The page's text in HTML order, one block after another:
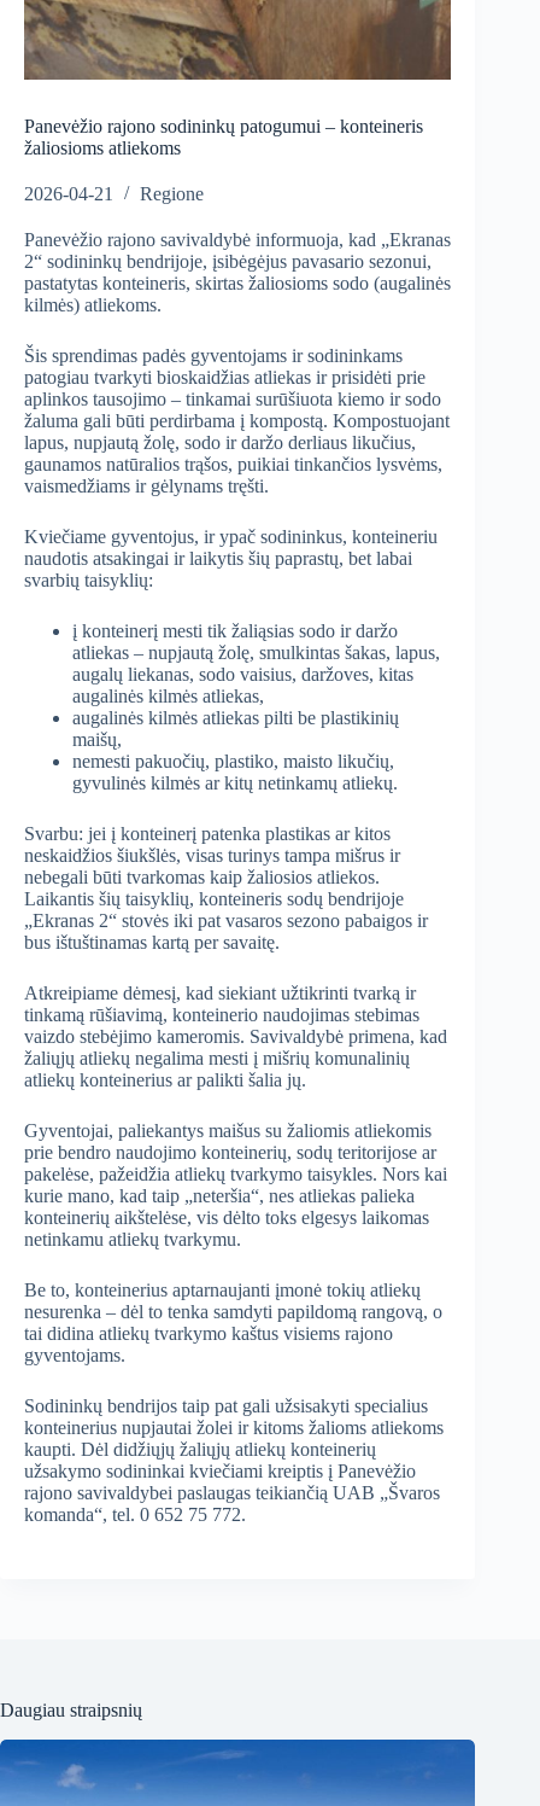
Panevėžio rajono sodininkų patogumui – konteineris
žaliosioms atliekoms
2026-04-21 Regione
Panevėžio rajono savivaldybė informuoja, kad „Ekranas
2“ sodininkų bendrijoje, įsibėgėjus pavasario sezonui,
pastatytas konteineris, skirtas žaliosioms sodo (augalinės
kilmės) atliekoms.
Šis sprendimas padės gyventojams ir sodininkams
patogiau tvarkyti bioskaidžias atliekas ir prisidėti prie
aplinkos tausojimo – tinkamai surūšiuota kiemo ir sodo
žaluma gali būti perdirbama į kompostą. Kompostuojant
lapus, nupjautą žolę, sodo ir daržo derliaus likučius,
gaunamos natūralios trąšos, puikiai tinkančios lysvėms,
vaismedžiams ir gėlynams tręšti.
Kviečiame gyventojus, ir ypač sodininkus, konteineriu
naudotis atsakingai ir laikytis šių paprastų, bet labai
svarbių taisyklių:
į konteinerį mesti tik žaliąsias sodo ir daržo
atliekas – nupjautą žolę, smulkintas šakas, lapus,
augalų liekanas, sodo vaisius, daržoves, kitas
augalinės kilmės atliekas,
augalinės kilmės atliekas pilti be plastikinių
maišų,
nemesti pakuočių, plastiko, maisto likučių,
gyvulinės kilmės ar kitų netinkamų atliekų.
Svarbu: jei į konteinerį patenka plastikas ar kitos
neskaidžios šiukšlės, visas turinys tampa mišrus ir
nebegali būti tvarkomas kaip žaliosios atliekos.
Laikantis šių taisyklių, konteineris sodų bendrijoje
„Ekranas 2“ stovės iki pat vasaros sezono pabaigos ir
bus ištuštinamas kartą per savaitę.
Atkreipiame dėmesį, kad siekiant užtikrinti tvarką ir
tinkamą rūšiavimą, konteinerio naudojimas stebimas
vaizdo stebėjimo kameromis. Savivaldybė primena, kad
žaliųjų atliekų negalima mesti į mišrių komunalinių
atliekų konteinerius ar palikti šalia jų.
Gyventojai, paliekantys maišus su žaliomis atliekomis
prie bendro naudojimo konteinerių, sodų teritorijose ar
pakelėse, pažeidžia atliekų tvarkymo taisykles. Nors kai
kurie mano, kad taip „neteršia“, nes atliekas palieka
konteinerių aikštelėse, vis dėlto toks elgesys laikomas
netinkamu atliekų tvarkymu.
Be to, konteinerius aptarnaujanti įmonė tokių atliekų
nesurenka – dėl to tenka samdyti papildomą rangovą, o
tai didina atliekų tvarkymo kaštus visiems rajono
gyventojams.
Sodininkų bendrijos taip pat gali užsisakyti specialius
konteinerius nupjautai žolei ir kitoms žalioms atliekoms
kaupti. Dėl didžiųjų žaliųjų atliekų konteinerių
užsakymo sodininkai kviečiami kreiptis į Panevėžio
rajono savivaldybei paslaugas teikiančią UAB „Švaros
komanda“, tel. 0 652 75 772.
Daugiau straipsnių